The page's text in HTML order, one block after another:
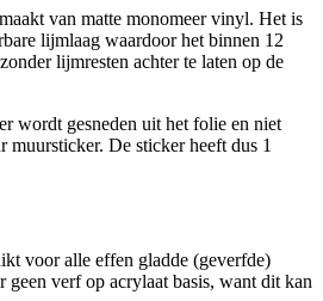
van matte monomeer vinyl. Het is
lijmlaag waardoor het binnen 12
lijmresten achter te laten op de
wordt gesneden uit het folie en niet
muursticker. De sticker heeft dus 1
voor alle effen gladde (geverfde)
verf op acrylaat basis, want dit kan